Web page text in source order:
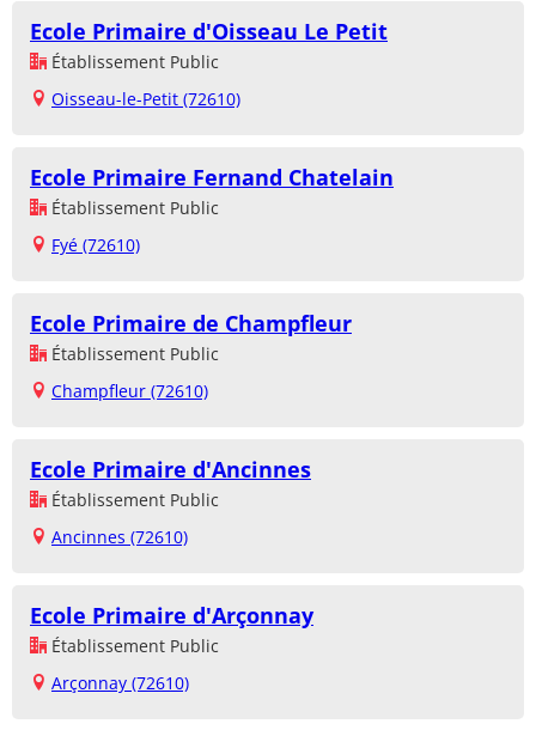
Ecole Primaire d'Oisseau Le Petit
Établissement Public
Oisseau-le-Petit (72610)
Ecole Primaire Fernand Chatelain
Établissement Public
Fyé (72610)
Ecole Primaire de Champfleur
Établissement Public
Champfleur (72610)
Ecole Primaire d'Ancinnes
Établissement Public
Ancinnes (72610)
Ecole Primaire d'Arçonnay
Établissement Public
Arçonnay (72610)